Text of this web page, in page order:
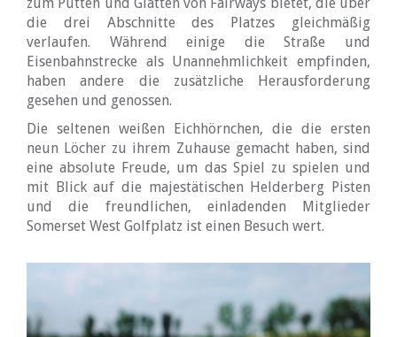
die drei Abschnitte des Platzes gleichmäßig
verlaufen. Während einige die Straße und
Eisenbahnstrecke als Unannehmlichkeit empfinden,
haben andere die zusätzliche Herausforderung
gesehen und genossen.
Die seltenen weißen Eichhörnchen, die die ersten
neun Löcher zu ihrem Zuhause gemacht haben, sind
eine absolute Freude, um das Spiel zu spielen und
mit Blick auf die majestätischen Helderberg Pisten
und die freundlichen, einladenden Mitglieder
Somerset West Golfplatz ist einen Besuch wert.